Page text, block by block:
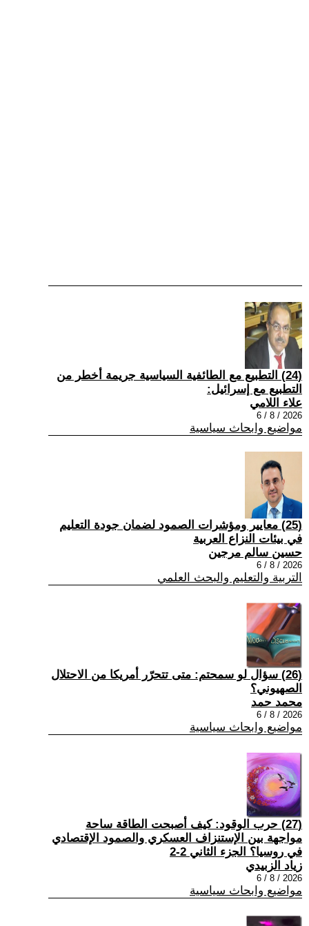
(24) التطبيع مع الطائفية السياسية جريمة أخطر من
التطبيع مع إسرائيل:
علاء اللامي
2026 / 8 / 6
مواضيع وابحاث سياسية
(25) معايير ومؤشرات الصمود لضمان جودة التعليم
في بيئات النزاع العربية
حسين سالم مرجين
2026 / 8 / 6
التربية والتعليم والبحث العلمي
(26) سؤال لو سمحتم: متى تتحرّر أمريكا من الاحتلال
الصهيوني؟
محمد حمد
2026 / 8 / 6
مواضيع وابحاث سياسية
(27) حرب الوقود: كيف أصبحت الطاقة ساحة
مواجهة بين الإستنزاف العسكري والصمود الإقتصادي
في روسيا؟ الجزء الثاني 2-2
زياد الزبيدي
2026 / 8 / 6
مواضيع وابحاث سياسية